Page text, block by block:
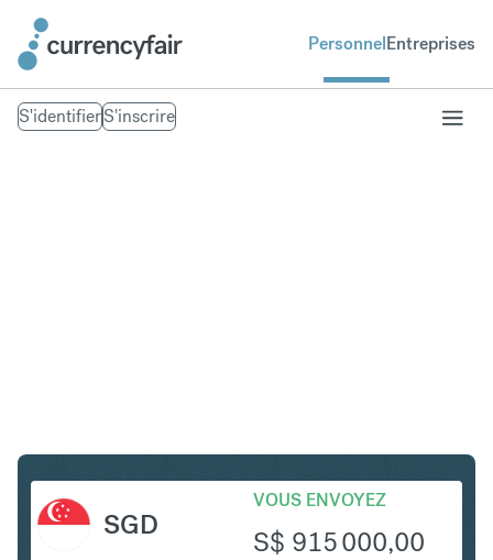
PersonnelEntreprises
S'identifierS'inscrire
SGD
VOUS ENVOYEZ
S$ 915 000,00